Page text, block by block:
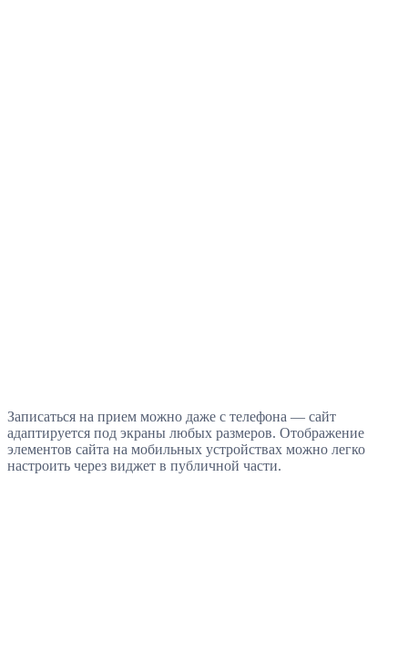
Записаться на прием можно даже с телефона — сайт
адаптируется под экраны любых размеров. Отображение
элементов сайта на мобильных устройствах можно легко
настроить через виджет в публичной части.